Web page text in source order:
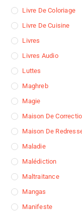
Livre De Coloriage
Livre De Cuisine
Livres
Livres Audio
Luttes
Maghreb
Magie
Maison De
Maison De
Maladie
Malédiction
Maltraitance
Mangas
Manifeste